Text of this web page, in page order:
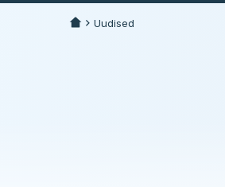
Uudised